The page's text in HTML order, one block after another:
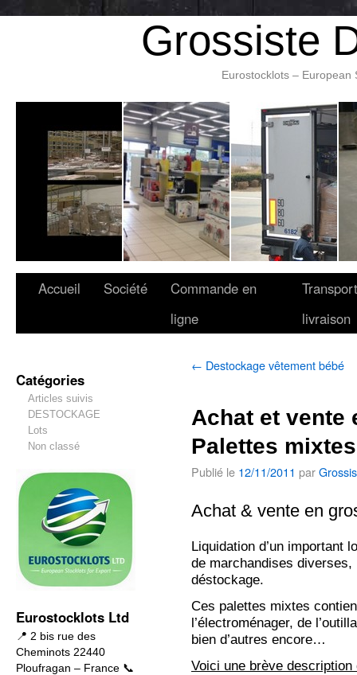
Grossiste
Eurostocklots –
Accueil Société
Commande en
ligne
livraison
Catégories
Articles suivis
DESTOCKAGE
Lots
Non classé
Eurostocklots Ltd
📍 2 bis rue des
Cheminots 22440
Ploufragan – France 📞
← Destockage vêtement bébé
Achat et vente
Palettes mixtes
Publié le 12/11/2011 par
Achat & vente en
Liquidation d’un important
de marchandises
déstockage.
Ces palettes mixtes
l’électroménager, de
bien d’autres encore…
Voici une brève